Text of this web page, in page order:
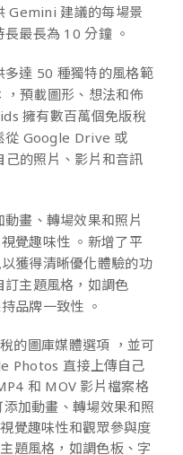
Gemini 建議的每場景
最長為 10 分鐘 。
多達 50 種獨特的風格範
預載圖形、想法和佈
擁有數百萬個免版稅
從 Google Drive 或
的照片、影片和音訊
動畫、轉場效果和照片
覺趣味性 。新增了平
獲得清晰優化體驗的功
主題風格，如調色
品牌一致性 。
的圖庫媒體選項 ，並可
Photos 直接上傳自己
和 MOV 影片檔案格
加動畫、轉場效果和照
覺趣味性和觀眾參與度
題風格，如調色板、字